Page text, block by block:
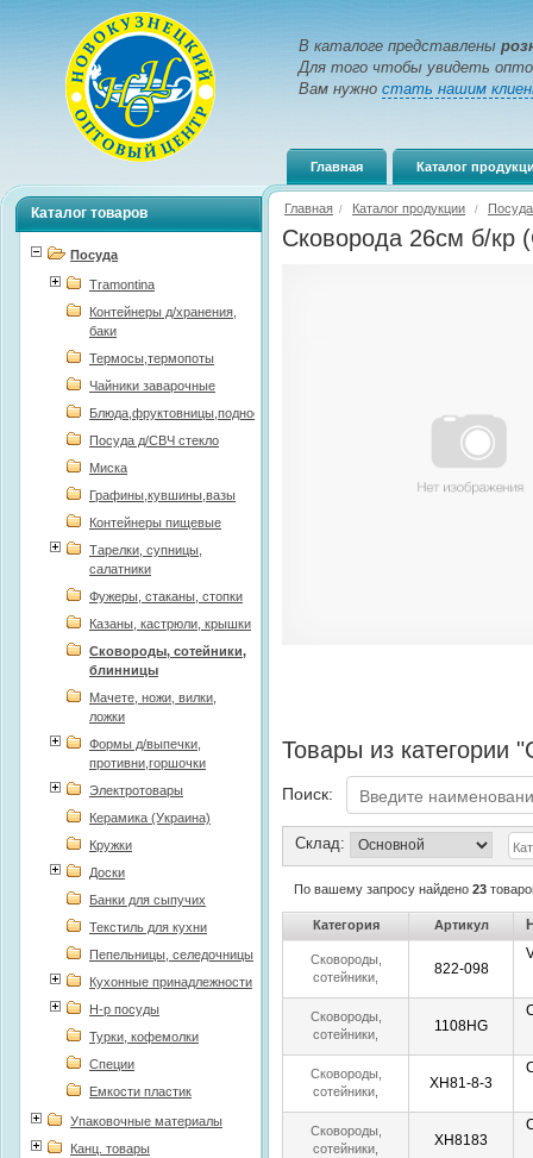
В каталоге представлены
Для того чтобы увидеть
Вам нужностать нашим
Главная Каталог
Каталог товаров
Посуда
Tramontina
Контейнеры д/хранения,
баки
Термосы,термопоты
Чайники заварочные
Блюда,фруктовницы,подносы
Посуда д/СВЧ стекло
Миска
Графины,кувшины,вазы
Контейнеры пищевые
Тарелки, супницы,
салатники
Фужеры, стаканы, стопки
Казаны, кастрюли, крышки
Сковороды, сотейники,
блинницы
Мачете, ножи, вилки,
ложки
Формы д/выпечки,
противни,горшочки
Электротовары
Керамика (Украина)
Кружки
Доски
Банки для сыпучих
Текстиль для кухни
Пепельницы, селедочницы
Кухонные принадлежности
Н-р посуды
Турки, кофемолки
Специи
Емкости пластик
Упаковочные материалы
Канц. товары
Главная / Каталог продукции / Посуда
Сковорода 26см б/
Товары из категории
Поиск:
Склад:
По вашему запросу найдено 23
Категория Артикул
Сковороды,
сотейники,
блинницы
822-098
Сковороды,
сотейники,
блинницы
1108HG
Сковороды,
сотейники,
блинницы
XH81-8-3
Сковороды,
сотейники,
ХН8183